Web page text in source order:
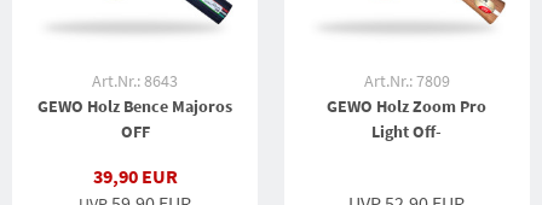
Art.Nr.: 8643
GEWO Holz Bence Majoros
OFF
39,90 EUR
Art.Nr.: 7809
GEWO Holz Zoom Pro
Light Off-